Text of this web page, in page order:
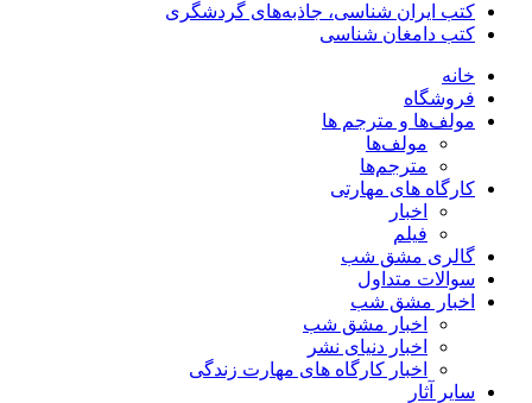
کتب ایران شناسی، جاذبه‌های گردشگری
کتب دامغان شناسی
خانه
فروشگاه
مولف‌ها و مترجم ها
مولف‌ها
مترجم‌ها
کارگاه های مهارتی
اخبار
فیلم
گالری مشق شب
سوالات متداول
اخبار مشق شب
اخبار مشق شب
اخبار دنیای نشر
اخبار کارگاه های مهارت زندگی
سایر آثار